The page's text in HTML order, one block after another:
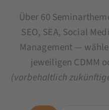
Über 60
SEO, SEA, Social
Management —
jeweiligen CDMM
(vorbehaltlich